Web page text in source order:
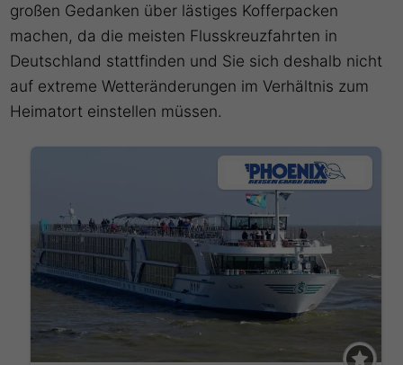
großen Gedanken über lästiges Kofferpacken
machen, da die meisten Flusskreuzfahrten in
Deutschland stattfinden und Sie sich deshalb nicht
auf extreme Wetteränderungen im Verhältnis zum
Heimatort einstellen müssen.